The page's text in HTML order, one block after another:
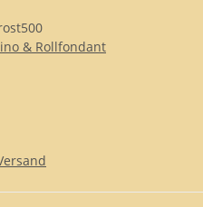
& Rollfondant